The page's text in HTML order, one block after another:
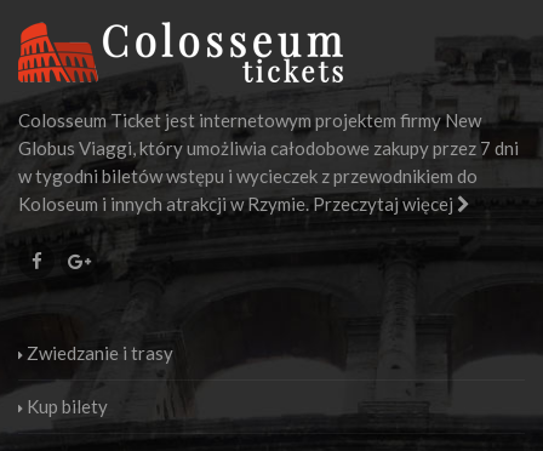
Colosseum Ticket jest internetowym projektem firmy New
Globus Viaggi, który umożliwia całodobowe zakupy przez 7 dni
w tygodni biletów wstępu i wycieczek z przewodnikiem do
Koloseum i innych atrakcji w Rzymie.Przeczytaj więcej
Zwiedzanie i trasy
Kup bilety